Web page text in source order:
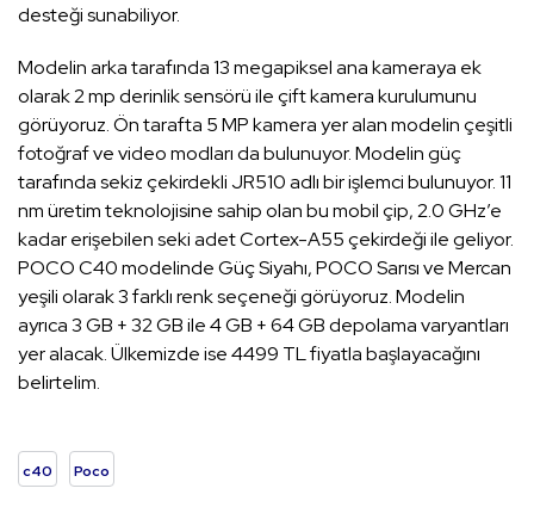
desteği sunabiliyor.
Modelin arka tarafında 13 megapiksel ana kameraya ek
olarak 2 mp derinlik sensörü ile çift kamera kurulumunu
görüyoruz. Ön tarafta 5 MP kamera yer alan modelin çeşitli
fotoğraf ve video modları da bulunuyor. Modelin güç
tarafında sekiz çekirdekli JR510 adlı bir işlemci bulunuyor. 11
nm üretim teknolojisine sahip olan bu mobil çip, 2.0 GHz’e
kadar erişebilen seki adet Cortex-A55 çekirdeği ile geliyor.
POCO C40 modelinde Güç Siyahı, POCO Sarısı ve Mercan
yeşili olarak 3 farklı renk seçeneği görüyoruz. Modelin
ayrıca 3 GB + 32 GB ile 4 GB + 64 GB depolama varyantları
yer alacak. Ülkemizde ise 4499 TL fiyatla başlayacağını
belirtelim.
c40 Poco